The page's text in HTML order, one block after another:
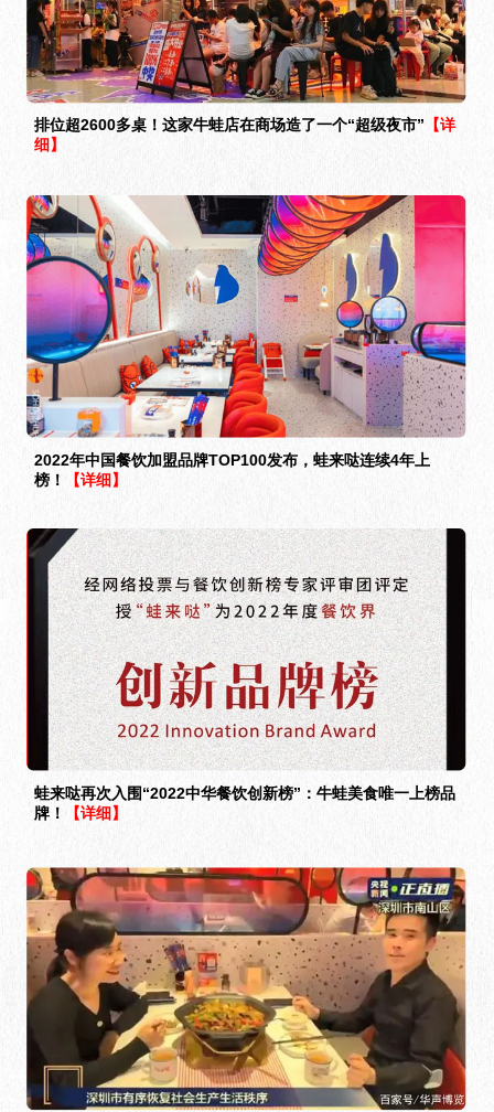
排位超2600多桌！这家牛蛙店在商场造了一个“超级夜市” 【详
细】
2022年中国餐饮加盟品牌TOP100发布，蛙来哒连续4年上
榜！
【详细】
蛙来哒再次入围“2022中华餐饮创新榜”：牛蛙美食唯一上榜品
牌！
【详细】